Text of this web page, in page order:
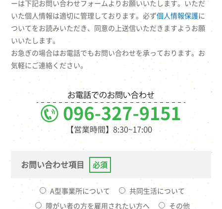
ーは下記お問い合わせフォームよりお願いいたします。いただ
いた個人情報は適切に管理しております。必ず個人情報保護に
ついてをお読みいただき、同意の上送信いただきますようお願
いいたします。
お急ぎの場合はお電話でもお問い合わせを承っております。お
気軽にご連絡ください。
お問い合わせ項目 必須
A型事業所について
共同生活について
障がい者の方を雇用されたい方へ
その他